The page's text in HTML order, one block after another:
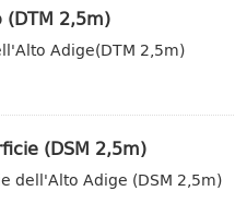
(DTM 2,5m)
Adige(DTM 2,5m)
(DSM 2,5m)
dell'Alto Adige (DSM 2,5m)